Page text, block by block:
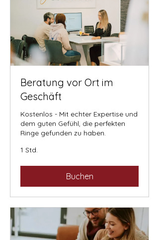
Beratung vor Ort im
Geschäft
Kostenlos - Mit echter Expertise und
dem guten Gefühl, die perfekten
Ringe gefunden zu haben.
1 Std.
Buchen